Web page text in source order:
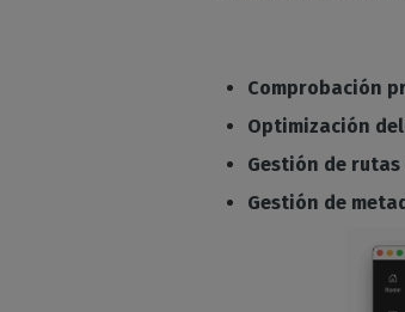
Comprobación
Optimización
Gestión de
Gestión de